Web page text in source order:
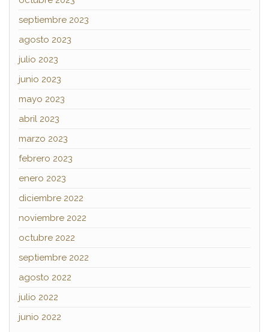
septiembre 2023
agosto 2023
julio 2023
junio 2023
mayo 2023
abril 2023
marzo 2023
febrero 2023
enero 2023
diciembre 2022
noviembre 2022
octubre 2022
septiembre 2022
agosto 2022
julio 2022
junio 2022